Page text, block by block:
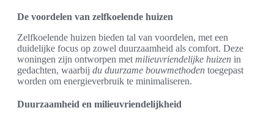
De voordelen van zelfkoelende huizen
Zelfkoelende huizen bieden tal van voordelen, met een
duidelijke focus op zowel duurzaamheid als comfort. Deze
woningen zijn ontworpen met milieuvriendelijke huizen in
gedachten, waarbij du duurzame bouwmethoden toegepast
worden om energieverbruik te minimaliseren.
Duurzaamheid en milieuvriendelijkheid